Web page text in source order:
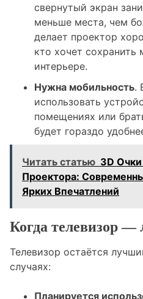
свернутый экран
меньше места, чем
делает проектор
кто хочет сохранить
интерьере.
Нужна мобильность.
использовать
помещениях или
будет гораздо
Читать статью 3D
Проектора:
Ярких Впечатлений
Когда телевизор
Телевизор остаётся
случаях:
Планируется